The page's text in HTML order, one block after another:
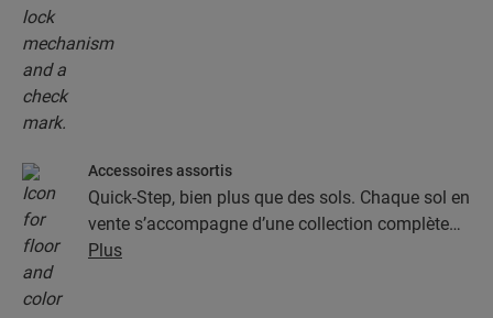
Accessoires assortis
Quick-Step, bien plus que des sols. Chaque sol en
vente s’accompagne d’une collection complète
d’accessoires, parmi lesquels des sous-couches,
Plus